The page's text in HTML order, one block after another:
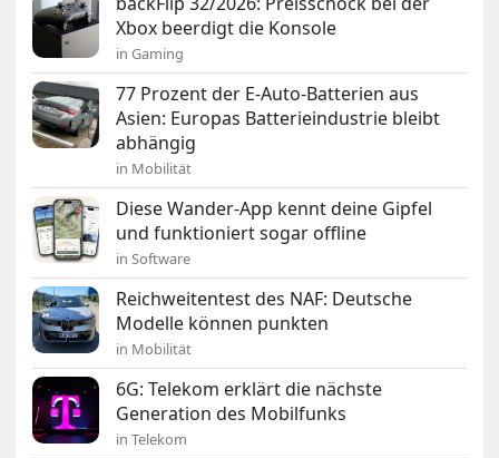
Xbox beerdigt die Konsole
in Gaming
77 Prozent der E-Auto-Batterien aus
Asien: Europas Batterieindustrie bleibt
abhängig
in Mobilität
Diese Wander-App kennt deine Gipfel
und funktioniert sogar offline
in Software
Reichweitentest des NAF: Deutsche
Modelle können punkten
in Mobilität
6G: Telekom erklärt die nächste
Generation des Mobilfunks
in Telekom